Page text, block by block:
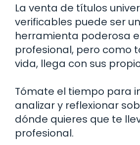
La venta de títulos
verificables puede ser
herramienta poderosa
profesional, pero como
vida, llega con sus
Tómate el tiempo para
analizar y reflexionar
dónde quieres que te
profesional.